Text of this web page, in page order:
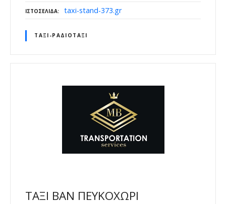
ΙΣΤΟΣΕΛΊΔΑ taxi-stand-373.gr
ΤΑΞΊ-ΡΑΔΙΟΤΑΞΊ
ΤΑΞΙ ΒΑΝ ΠΕΥΚΟΧΩΡΙ